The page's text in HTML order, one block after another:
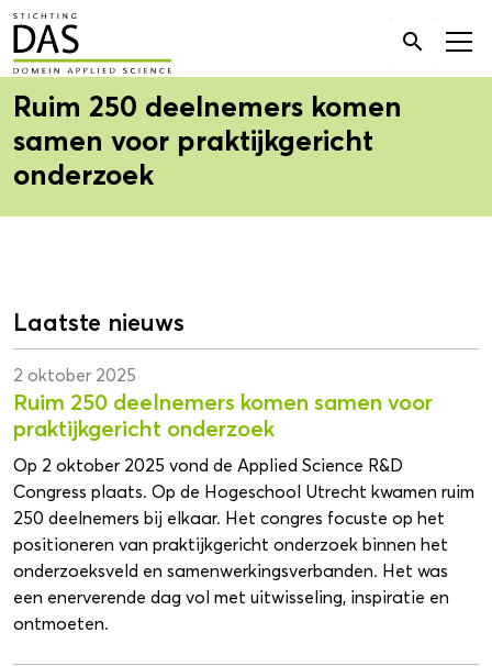
Zoek
naar:

Ruim 250 deelnemers komen
samen voor praktijkgericht
onderzoek
Laatste nieuws
2 oktober 2025
Ruim 250 deelnemers komen samen voor
praktijkgericht onderzoek
Op 2 oktober 2025 vond de Applied Science R&D
Congress plaats. Op de Hogeschool Utrecht kwamen ruim
250 deelnemers bij elkaar. Het congres focuste op het
positioneren van praktijkgericht onderzoek binnen het
onderzoeksveld en samenwerkingsverbanden. Het was
een enerverende dag vol met uitwisseling, inspiratie en
ontmoeten.